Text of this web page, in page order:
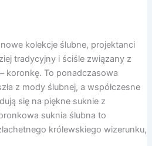
kolekcje ślubne, projektanci
tradycyjny i ściśle związany z
koronkę. To ponadczasowa
z mody ślubnej, a współczesne
się na piękne suknie z
suknia ślubna to
królewskiego wizerunku,